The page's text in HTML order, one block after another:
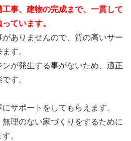
事、建物の完成まで、一貫して
ています。
ありませんので、質の高いサー
す。
が発生する事がないため、適正
す。
サポートをしてもらえます。
理のない家づくりをするために
。